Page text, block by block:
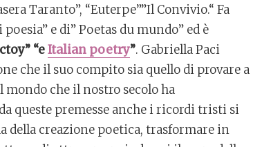
Taranto”, “Euterpe””Il Convivio.“ Fa
e di” Poetas du mundo” ed è
“eItalian poetry”. Gabriella Paci
che il suo compito sia quello di provare a
che il nostro secolo ha
queste premesse anche i ricordi tristi si
della creazione poetica, trasformare in